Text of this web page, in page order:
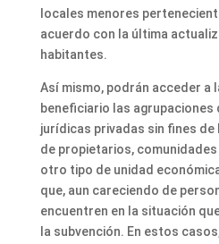
locales menores
acuerdo con la última
habitantes.
Así mismo, podrán acceder a
beneficiario las
jurídicas privadas sin fines
de propietarios,
otro tipo de unidad
que, aun careciendo de
encuentren en la situación
la subvención. En estos